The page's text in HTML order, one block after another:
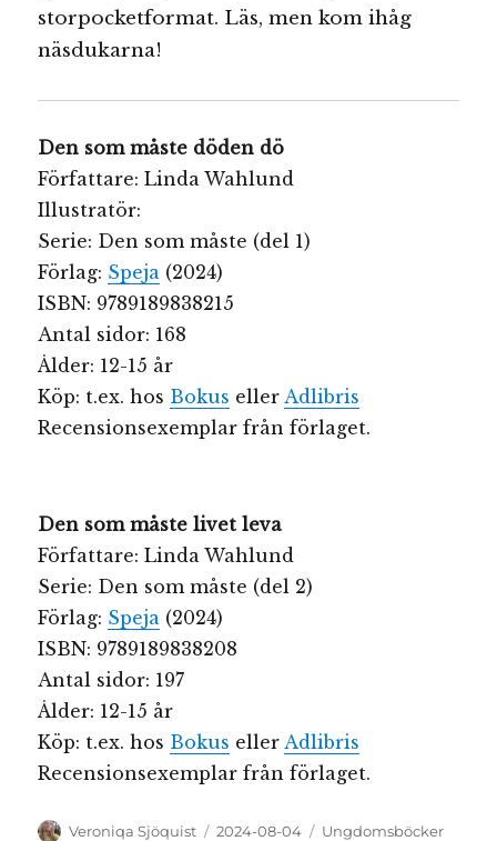
storpocketformat. Läs, men kom ihåg
näsdukarna!
Den som måste döden dö
Författare: Linda Wahlund
Illustratör:
Serie: Den som måste (del 1)
Förlag: Speja (2024)
ISBN: 9789189838215
Antal sidor: 168
Ålder: 12-15 år
Köp: t.ex. hos Bokus ellerAdlibris
Recensionsexemplar från förlaget.
Den som måste livet leva
Författare: Linda Wahlund
Serie: Den som måste (del 2)
Förlag: Speja (2024)
ISBN: 9789189838208
Antal sidor: 197
Ålder: 12-15 år
Köp: t.ex. hos Bokus eller Adlibris
Recensionsexemplar från förlaget.
Författare
Veroniqa Sjöquist
Publicerat
2024-08-04 Kategorier
Ungdomsböcker